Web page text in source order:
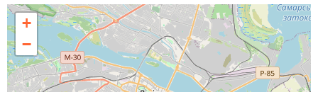
+
−